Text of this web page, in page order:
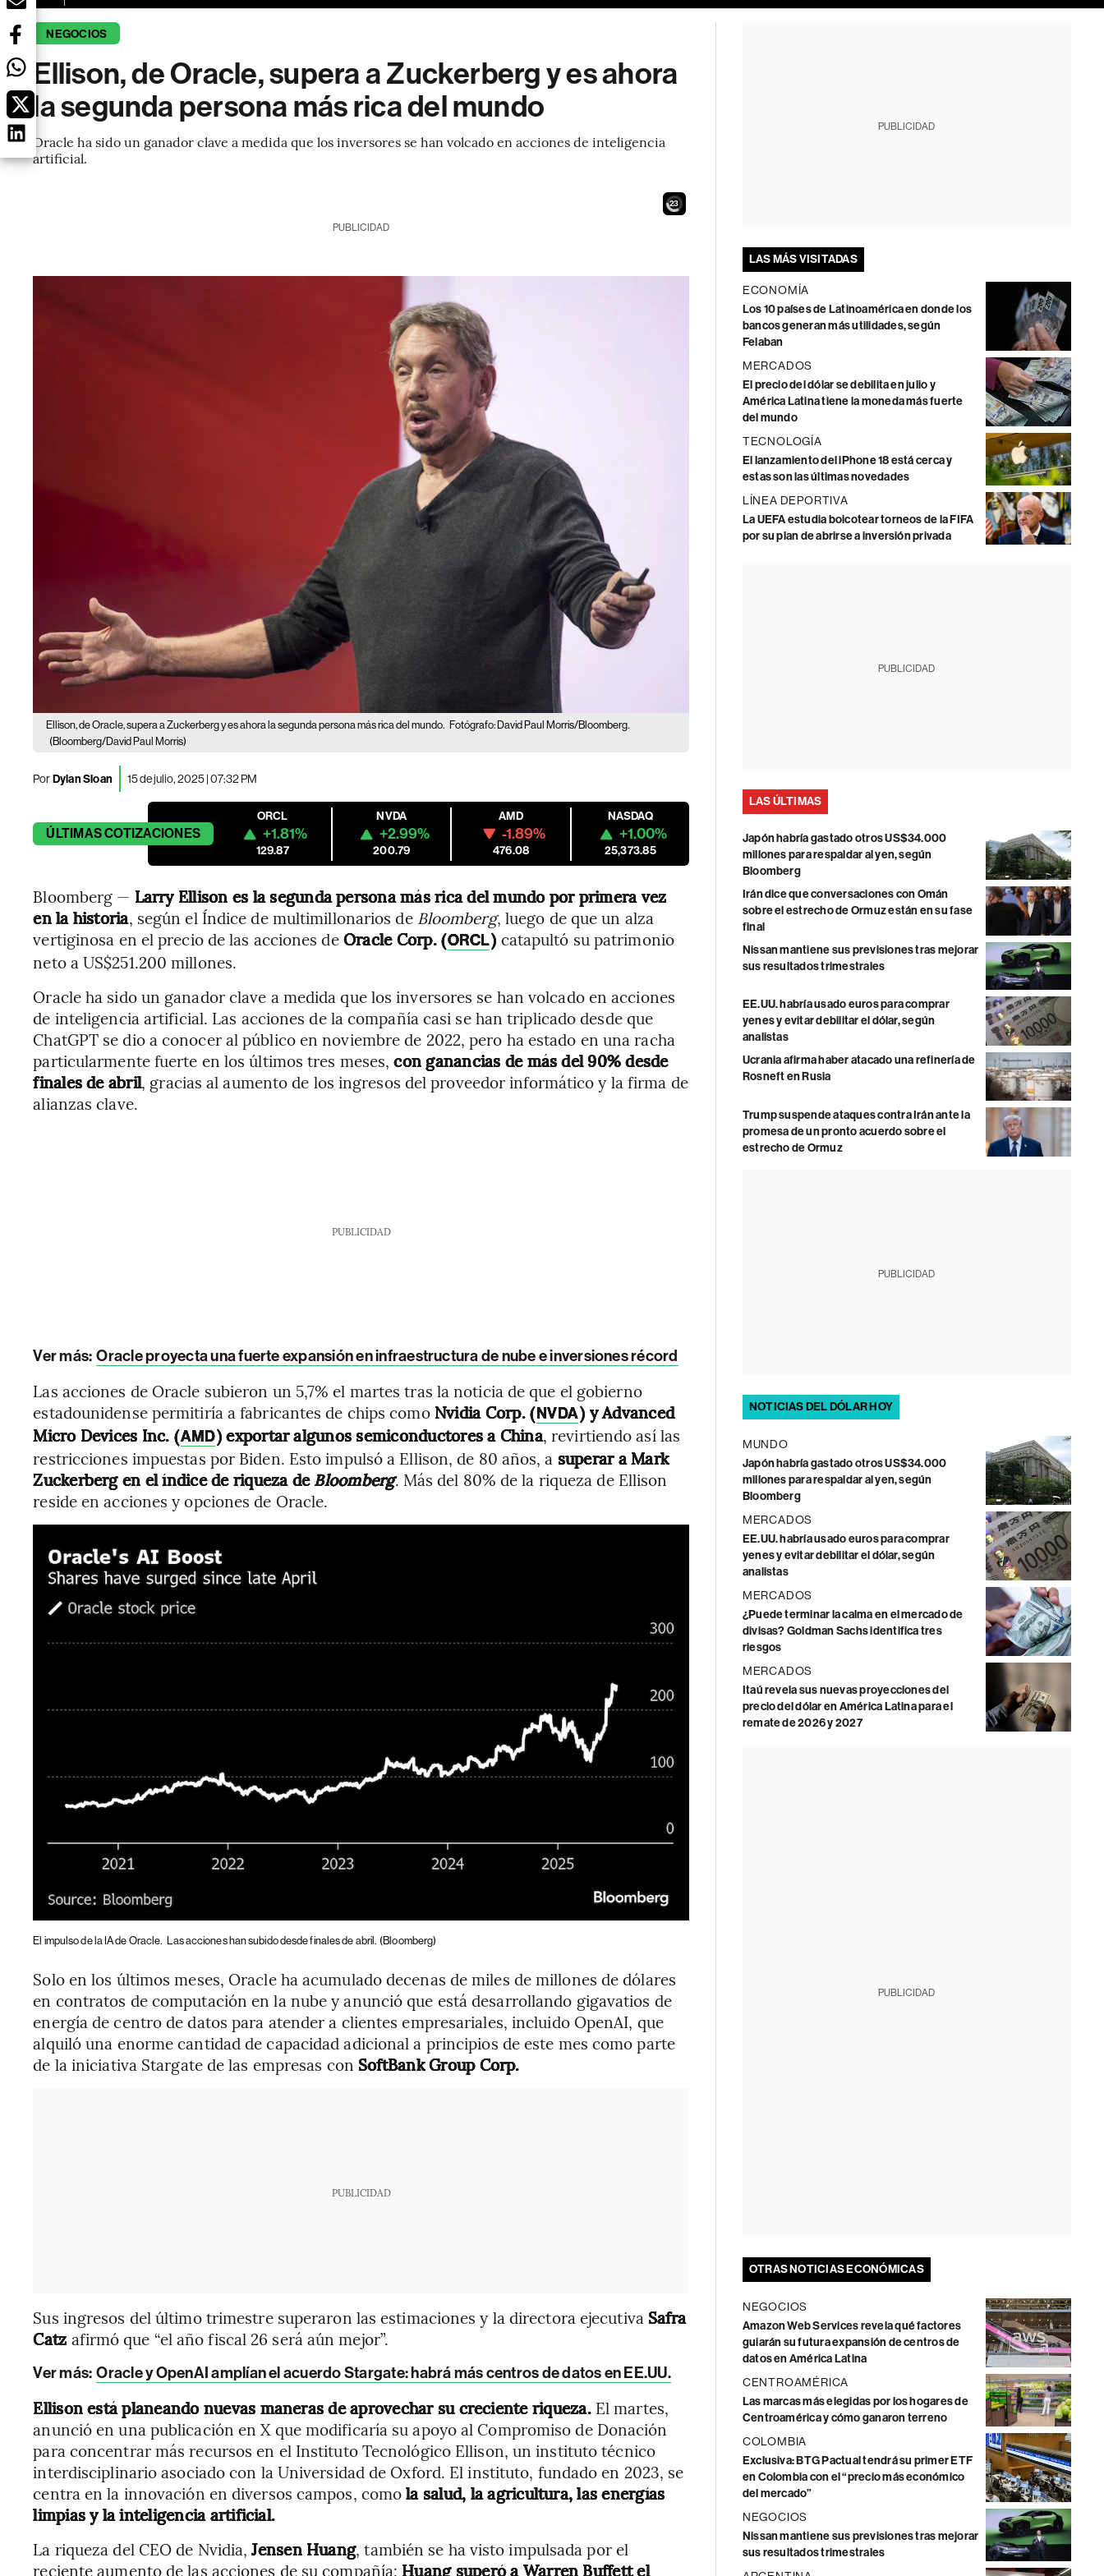
NEGOCIOS
Ellison, de Oracle, supera a Zuckerberg y es ahora
la segunda persona más rica del mundo
Oracle ha sido un ganador clave a medida que los inversores se han volcado en acciones de inteligencia
artificial.
21
PUBLICIDAD
Ellison, de Oracle, supera a Zuckerberg y es ahora la segunda persona más rica del mundo. Fotógrafo: David Paul Morris/Bloomberg.
(Bloomberg/David Paul Morris)
PorDylan Sloan 15 de julio, 2025 | 07:32 PM
ÚLTIMASCOTIZACIONES
ORCL
+1.81%
129.87
NVDA
+2.99%
200.79
AMD
-1.89%
476.08
NASDAQ
+1.00%
25,373.85
Bloomberg — Larry Ellison es la segunda persona más rica del mundo por primera vez
en la historia, según el Índice de multimillonarios de Bloomberg, luego de que un alza
vertiginosa en el precio de las acciones deOracle Corp. (ORCL) catapultó su patrimonio
neto a US$251.200 millones.
Oracle ha sido un ganador clave a medida que los inversores se han volcado en acciones
de inteligencia artificial. Las acciones de la compañía casi se han triplicado desde que
ChatGPT se dio a conocer al público en noviembre de 2022, pero ha estado en una racha
particularmente fuerte en los últimos tres meses, con ganancias de más del 90% desde
finales de abril, gracias al aumento de los ingresos del proveedor informático y la firma de
alianzas clave.
PUBLICIDAD
Ver más: Oracle proyecta una fuerte expansión en infraestructura de nube e inversiones récord
Las acciones de Oracle subieron un 5,7% el martes tras la noticia de que el gobierno
estadounidense permitiría a fabricantes de chips comoNvidia Corp. (NVDA) y Advanced
Micro Devices Inc. (AMD) exportar algunos semiconductores a China, revirtiendo así las
restricciones impuestas por Biden. Esto impulsó a Ellison, de 80 años, a superar a Mark
Zuckerberg en el índice de riqueza deBloomberg. Más del 80% de la riqueza de Ellison
reside en acciones y opciones de Oracle.
El impulso de la IA de Oracle. Las acciones han subido desde finales de abril. (Bloomberg)
Solo en los últimos meses, Oracle ha acumulado decenas de miles de millones de dólares
en contratos de computación en la nube y anunció que está desarrollando gigavatios de
energía de centro de datos para atender a clientes empresariales, incluido OpenAI, que
alquiló una enorme cantidad de capacidad adicional a principios de este mes como parte
de la iniciativa Stargate de las empresas con SoftBank Group Corp.
PUBLICIDAD
Sus ingresos del último trimestre superaron las estimaciones y la directora ejecutiva Safra
Catz afirmó que “el año fiscal 26 será aún mejor”.
Ver más: Oracle y OpenAI amplían el acuerdo Stargate: habrá más centros de datos en EE.UU.
Ellison está planeando nuevas maneras de aprovechar su creciente riqueza.El martes,
anunció en una publicación en X que modificaría su apoyo al Compromiso de Donación
para concentrar más recursos en el Instituto Tecnológico Ellison, un instituto técnico
interdisciplinario asociado con la Universidad de Oxford. El instituto, fundado en 2023, se
centra en la innovación en diversos campos, comola salud, la agricultura, las energías
limpias y la inteligencia artificial.
La riqueza del CEO de Nvidia,Jensen Huang, también se ha visto impulsada por el
reciente aumento de las acciones de su compañía: Huang superó a Warren Buffett el
PUBLICIDAD
LAS MÁS VISITADAS
ECONOMÍA
Los 10 países de Latinoamérica en donde los
bancos generan más utilidades, según
Felaban
MERCADOS
El precio del dólar se debilita en julio y
América Latina tiene la moneda más fuerte
del mundo
TECNOLOGÍA
El lanzamiento del iPhone 18 está cerca y
estas son las últimas novedades
LÍNEA DEPORTIVA
La UEFA estudia boicotear torneos de la FIFA
por su plan de abrirse a inversión privada
PUBLICIDAD
LAS ÚLTIMAS
Japón habría gastado otros US$34.000
millones para respaldar al yen, según
Bloomberg
Irán dice que conversaciones con Omán
sobre el estrecho de Ormuz están en su fase
final
Nissan mantiene sus previsiones tras mejorar
sus resultados trimestrales
EE.UU. habría usado euros para comprar
yenes y evitar debilitar el dólar, según
analistas
Ucrania afirma haber atacado una refinería de
Rosneft en Rusia
Trump suspende ataques contra Irán ante la
promesa de un pronto acuerdo sobre el
estrecho de Ormuz
PUBLICIDAD
NOTICIAS DEL DÓLAR HOY
MUNDO
Japón habría gastado otros US$34.000
millones para respaldar al yen, según
Bloomberg
MERCADOS
EE.UU. habría usado euros para comprar
yenes y evitar debilitar el dólar, según
analistas
MERCADOS
¿Puede terminar la calma en el mercado de
divisas? Goldman Sachs identifica tres
riesgos
MERCADOS
Itaú revela sus nuevas proyecciones del
precio del dólar en América Latina para el
remate de 2026 y 2027
PUBLICIDAD
OTRAS NOTICIAS ECONÓMICAS
NEGOCIOS
Amazon Web Services revela qué factores
guiarán su futura expansión de centros de
datos en América Latina
CENTROAMÉRICA
Las marcas más elegidas por los hogares de
Centroamérica y cómo ganaron terreno
COLOMBIA
Exclusiva: BTG Pactual tendrá su primer ETF
en Colombia con el “precio más económico
del mercado”
NEGOCIOS
Nissan mantiene sus previsiones tras mejorar
sus resultados trimestrales